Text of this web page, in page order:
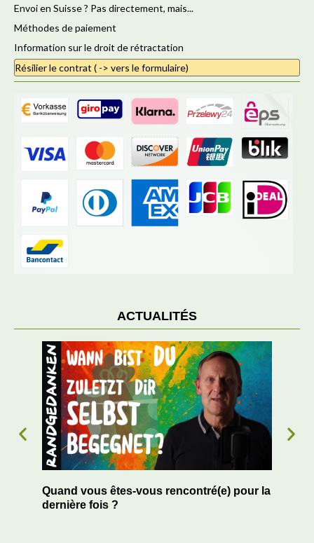
Envoi en Suisse ? Pas directement, mais...
Méthodes de paiement
Information sur le droit de rétractation
Résilier le contrat ( -> vers le formulaire)
ACTUALITÉS
Quand vous êtes-vous rencontré(e) pour la
dernière fois ?